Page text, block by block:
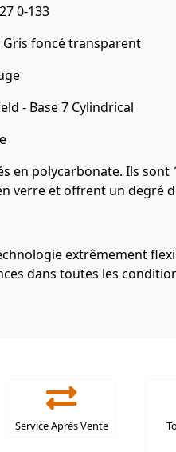
0-133
Gris foncé transparent
- Base 7 Cylindrical
en polycarbonate. Ils
verre et offrent un degré
extrêmement
dans toutes les
Service Après Vente